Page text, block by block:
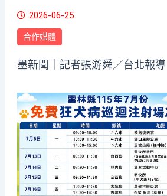
2026-06-25
合作媒體
墨新聞 ｜記者張游舜／台北報導